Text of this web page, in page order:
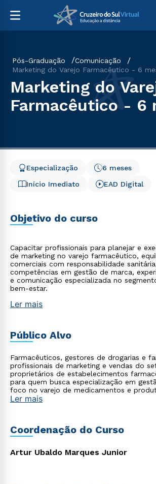
Pós-Graduação
Comunicação
Marketing do Varejo Farmacêutico - 6
Marketing do
Farmacêutico - 6
Início Imediato
6 meses
Especialização
EAD Digital
Objetivo do curso
Capacitar profissionais para planejar e
de marketing no varejo farmacêutico,
comerciais com responsabilidade
competências em gestão de marca,
e comunicação especializada no
bem-estar.
Ler mais
Público Alvo
Farmacêuticos, gestores de drogarias e
profissionais de marketing e vendas do
proprietários de estabelecimentos
para quem busca especialização em
foco no varejo de medicamentos e
Ler mais
Coordenação do Curso
Artur Ubaldo Marques Junior